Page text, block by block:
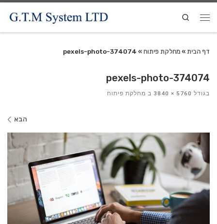
Search
דף הבית »מחלקת פיתוח »
pexels-photo-374074
pexels-photo-374074
בגודל ב מחלקת פיתוח
הבא